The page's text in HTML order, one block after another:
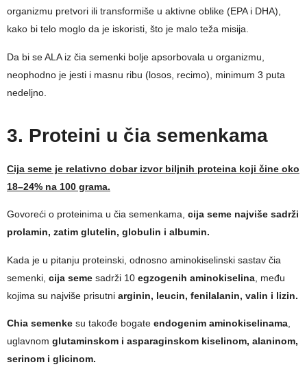
organizmu pretvori ili transformiše u aktivne oblike (EPA i DHA),
kako bi telo moglo da je iskoristi, što je malo teža misija.
Da bi se ALA iz čia semenki bolje apsorbovala u organizmu,
neophodno je jesti i masnu ribu (losos, recimo), minimum 3 puta
nedeljno.
3. Proteini u čia semenkama
Cija seme je relativno dobar izvor biljnih proteina koji čine oko
18–24% na 100 grama.
Govoreći o proteinima u čia semenkama, cija seme najviše sadrži
prolamin, zatim glutelin, globulin i albumin.
Kada je u pitanju proteinski, odnosno aminokiselinski sastav čia
semenki, cija seme sadrži 10 egzogenih aminokiselina , među
kojima su najviše prisutni arginin, leucin, fenilalanin, valin i lizin.
Chia semenke su takođe bogate endogenim aminokiselinama
uglavnom glutaminskom i asparaginskom kiselinom, alaninom,
serinom i glicinom.